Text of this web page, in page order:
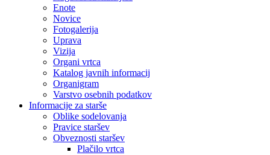
Enote
Novice
Fotogalerija
Uprava
Vizija
Organi vrtca
Katalog javnih informacij
Organigram
Varstvo osebnih podatkov
Informacije za starše
Oblike sodelovanja
Pravice staršev
Obveznosti staršev
Plačilo vrtca